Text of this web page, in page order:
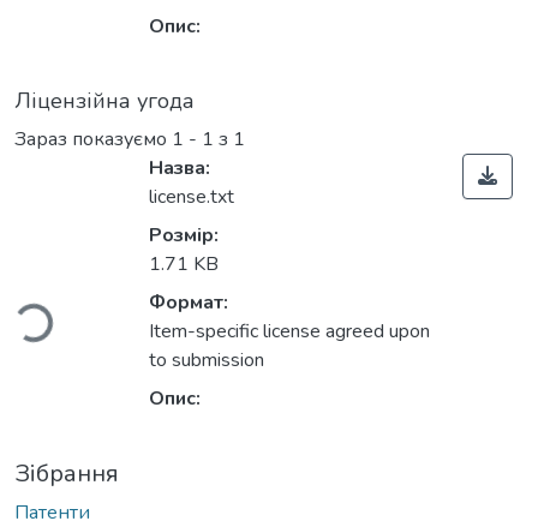
Опис:
Ліцензійна угода
Зараз показуємо 1 - 1 з 1
Вантажиться...
Назва:
license.txt
Розмір:
1.71 KB
Формат:
Item-specific license agreed upon
to submission
Опис:
Зібрання
Патенти